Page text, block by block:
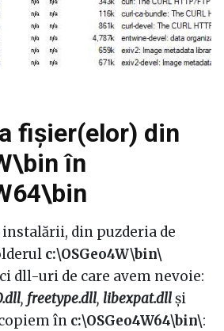
fișier(elor) din
în
din puzderia de
c:\OSGeo4W\bin\
dll-uri de care avem nevoie:
, freetype.dll, libexpat.dllși
în c:\OSGeo4W64\bin\: